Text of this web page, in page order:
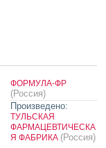
ФОРМУЛА-ФР
(Россия)
Произведено:
ТУЛЬСКАЯ
ФАРМАЦЕВТИЧЕСКА
Я ФАБРИКА (Россия)